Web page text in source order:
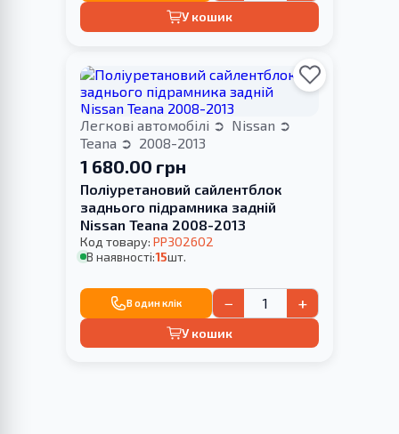
У кошик
Легкові автомобілі
Nissan
Teana
2008-2013
1 680.00 грн
Поліуретановий cайлентблок
заднього підрамника задній
Nissan Teana 2008-2013
Код товару: PP302602
В наявності:15шт.
В один клік − +
У кошик